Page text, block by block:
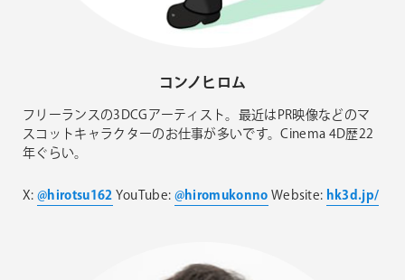
コンノヒロム​
フリーランスの3DCGアーティスト。最近はPR映像などのマ
スコットキャラクターのお仕事が多いです。Cinema 4D歴22
年ぐらい。
X: @hirotsu162 YouTube: @hiromukonno Website: hk3d.jp/